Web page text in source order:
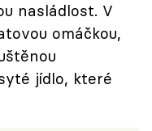
nasládlost. V
omáčkou,
jídlo, které